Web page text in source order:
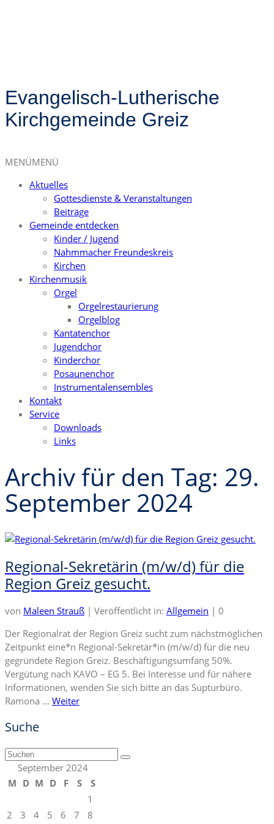
Evangelisch-Lutherische
Kirchgemeinde Greiz
MENÜMENÜ
Aktuelles
Gottesdienste & Veranstaltungen
Beiträge
Gemeinde entdecken
Kinder / Jugend
Nahmmacher Freundeskreis
Kirchen
Kirchenmusik
Orgel
Orgelrestaurierung
Orgelblog
Kantatenchor
Jugendchor
Kinderchor
Posaunenchor
Instrumentalensembles
Kontakt
Service
Downloads
Links
Archiv für den Tag: 29.
September 2024
Regional-Sekretärin (m/w/d) für die
Region Greiz gesucht.
von Maleen Strauß | Veröffentlicht in: Allgemein | 0
Der Regionalrat der Region Greiz sucht zum nächstmöglichen
Zeitpunkt eine*n Regional-Sekretär*in (m/w/d) für die neu
gegründete Region Greiz. Beschäftigungsumfang 50%.
Vergütung nach KAVO – EG 5. Bei Interesse und für nähere
Informationen, wenden Sie sich bitte an das Supturbüro.
Ramona … Weiter
Suche
Suchen
nach:September 2024
M D M D F S
S
1
2
3 4 5 6 7 8